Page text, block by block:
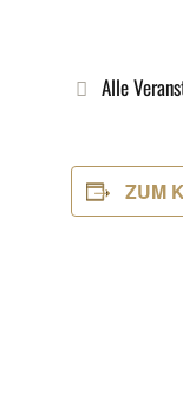
Alle
ZUM